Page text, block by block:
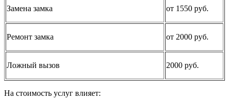
Замена замка от 1550 руб.
Ремонт замка от 2000 руб.
Ложный вызов 2000 руб.
На стоимость услуг влияет: